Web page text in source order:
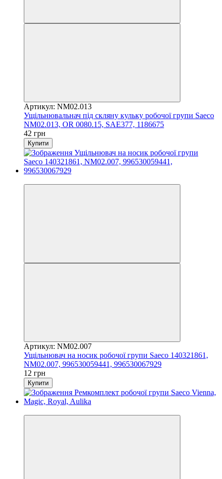
Артикул: NM02.013
Ущільнювальнач під скляну кульку робочої групи Saeco
NM02.013, OR 0080.15, SAE377, 1186675
42 грн
Купити
Артикул: NM02.007
Ущільнювач на носик робочої групи Saeco 140321861,
NM02.007, 996530059441, 996530067929
12 грн
Купити